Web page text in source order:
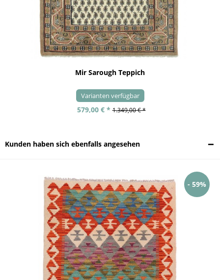
Mir Sarough Teppich
Varianten verfügbar
579,00 € * 1.349,00 € *
Kunden haben sich ebenfalls angesehen
- 59%